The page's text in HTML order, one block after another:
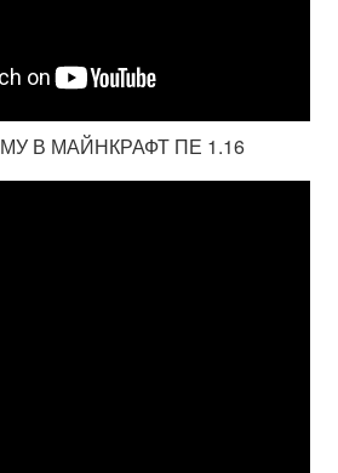
В МАЙНКРАФТ ПЕ 1.16